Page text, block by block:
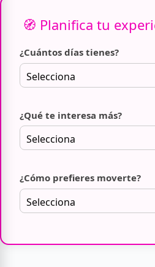
🧭 Planifica tu
¿Cuántos días tienes?
¿Qué te interesa más?
¿Cómo prefieres moverte?